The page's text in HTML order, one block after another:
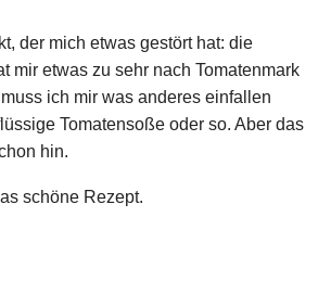
der mich etwas gestört hat: die
mir etwas zu sehr nach Tomatenmark
ich mir was anderes einfallen
Tomatensoße oder so. Aber das
hin.
schöne Rezept.